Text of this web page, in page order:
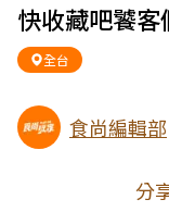
快收藏吧饕客
全台
食尚編輯部
分